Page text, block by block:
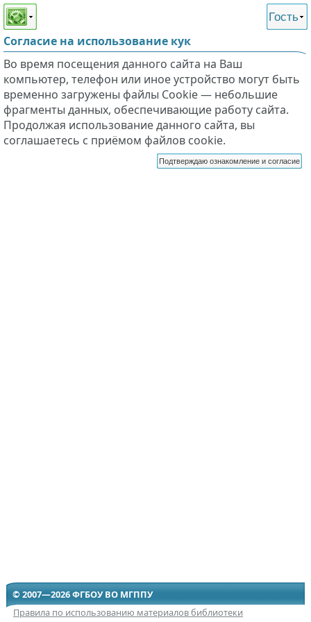
Этот сайт поддерживает
слабовидящих
Гость
Согласие на использование кук
Во время посещения данного сайта на Ваш
компьютер, телефон или иное устройство могут быть
временно загружены файлы Cookie — небольшие
фрагменты данных, обеспечивающие работу сайта.
Продолжая использование данного сайта, вы
соглашаетесь с приёмом файлов cookie.
Подтверждаю ознакомление и согласие
© 2007—2026 ФГБОУ ВО МГППУ
Правила по использованию материалов библиотеки